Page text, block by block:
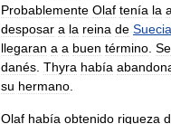
Probablemente Olaf tenía la
desposar a la reina de Suecia
llegaran a a buen término. Se
danés. Thyra había
su hermano.
Olaf había obtenido riqueza